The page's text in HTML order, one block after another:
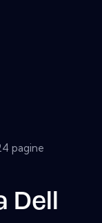
pagine
Dell